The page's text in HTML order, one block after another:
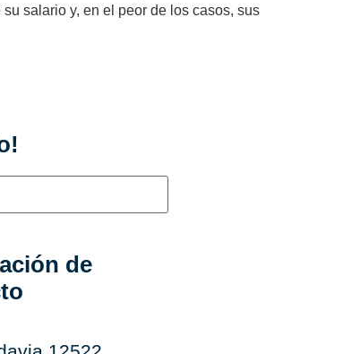
salario y, en el peor de los casos, sus
de